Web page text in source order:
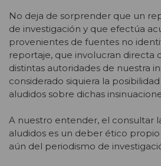
No deja de sorprender que un
de investigación y que efectúa
provenientes de fuentes no
reportaje, que involucran directa
distintas autoridades de nuestra
considerado siquiera la
aludidos sobre dichas
A nuestro entender, el consultar
aludidos es un deber ético
aún del periodismo de